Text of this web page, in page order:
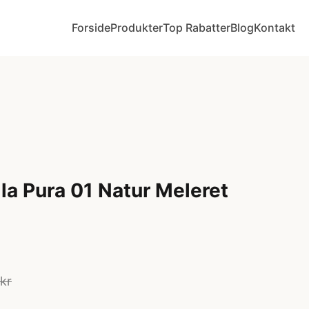
ForsideProdukterTop RabatterBlogKontakt
Pura 01 Natur Meleret